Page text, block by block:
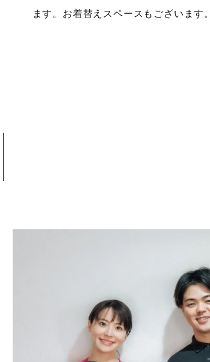
ます。お着替えスペースもございます。